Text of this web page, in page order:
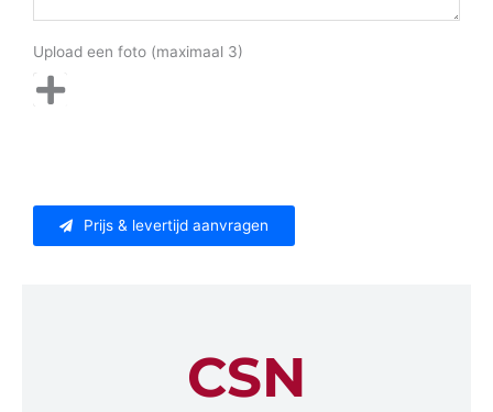
Upload een foto (maximaal 3)
Prijs & levertijd aanvragen
CSN